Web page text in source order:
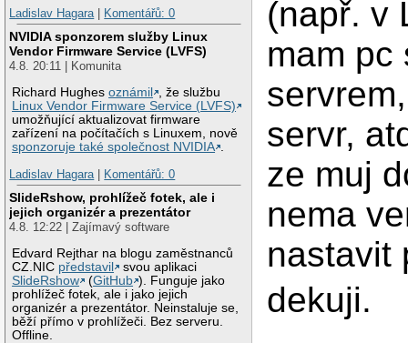
Ladislav Hagara | Komentářů: 0
NVIDIA sponzorem služby Linux
Vendor Firmware Service (LVFS)
4.8. 20:11 | Komunita
Richard Hughesoznámil
, že službu
Linux Vendor Firmware Service (LVFS)
umožňující aktualizovat firmware
zařízení na počítačích s Linuxem, nově
sponzoruje také společnost NVIDIA .
Ladislav Hagara | Komentářů: 0
SlideRshow, prohlížeč fotek, ale i
jejich organizér a prezentátor
4.8. 12:22 | Zajímavý software
Edvard Rejthar na blogu zaměstnanců
CZ.NIC představil
svou aplikaci
SlideRshow
(GitHub ). Funguje jako
prohlížeč fotek, ale i jako jejich
organizér a prezentátor. Neinstaluje se,
běží přímo v prohlížeči. Bez serveru.
Offline.
(např. v
mam pc
servr,
ze muj
nema
nastavit
dekuji.